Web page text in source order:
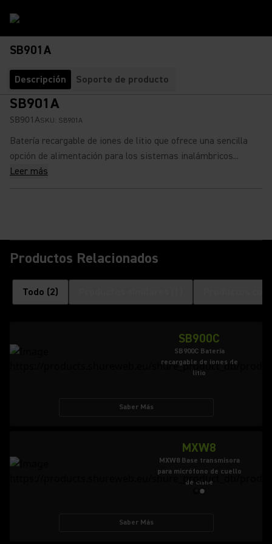
SB901A
Descripción Soporte de producto
SB901A
SB901ASKU: SB901A
Batería recargable de iones de litio que ofrece una sencilla
opción de alimentación para los sistemas inalámbricos...
Leer más
Productos Relacionados
Todo (2)
SB900C
SB900C Batería
recargable de iones de
litio
Saber Más
MXW8
MXW8 Base transmisora
para micrófono de cuello
de cisne
Saber Más